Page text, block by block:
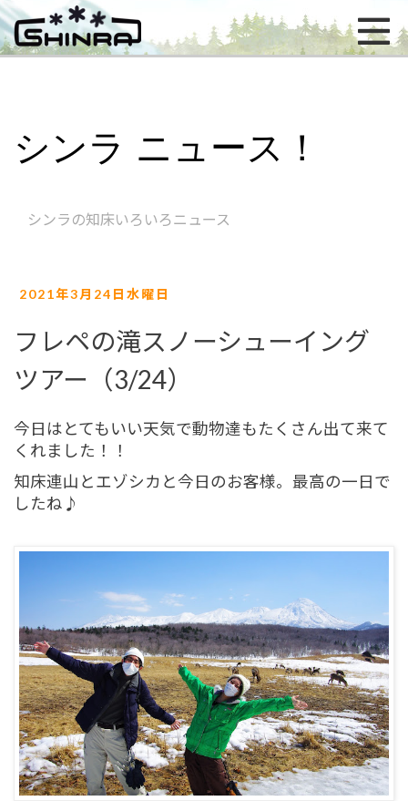
シンラ ニュース！
シンラの知床いろいろニュース
2021年3月24日水曜日
フレペの滝スノーシューイング
ツアー（3/24）
今日はとてもいい天気で動物達もたくさん出て来て
くれました！！
知床連山とエゾシカと今日のお客様。最高の一日で
したね♪